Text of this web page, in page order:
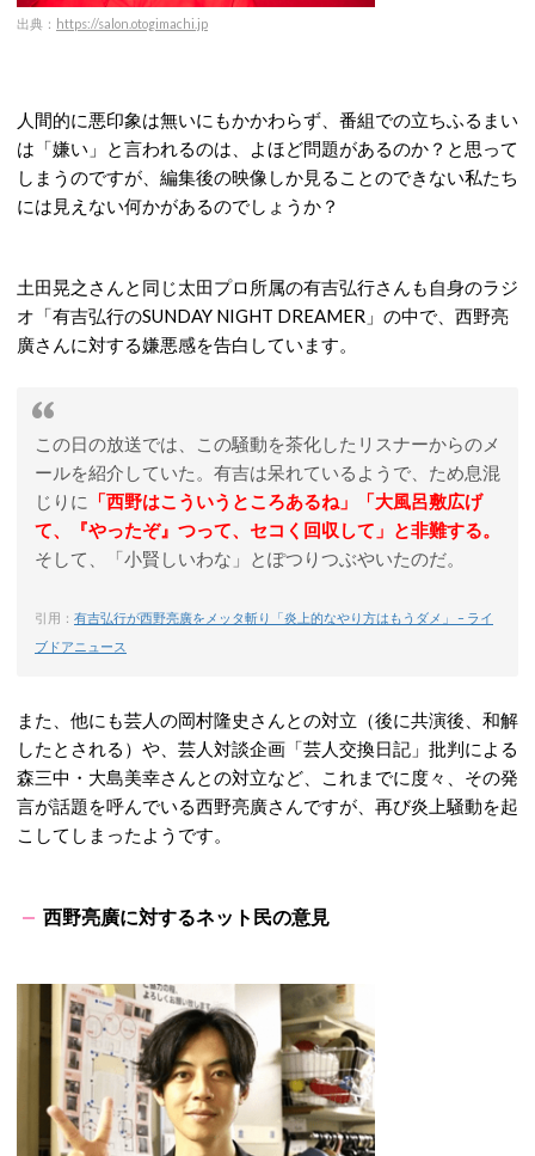
出典： https://salon.otogimachi.jp
人間的に悪印象は無いにもかかわらず、番組での立ちふるまい
は「嫌い」と言われるのは、よほど問題があるのか？と思って
しまうのですが、編集後の映像しか見ることのできない私たち
には見えない何かがあるのでしょうか？
土田晃之さんと同じ太田プロ所属の有吉弘行さんも自身のラジ
オ「有吉弘行のSUNDAY NIGHT DREAMER」の中で、西野亮
廣さんに対する嫌悪感を告白しています。
この日の放送では、この騒動を茶化したリスナーからのメ
ールを紹介していた。有吉は呆れているようで、ため息混
じりに
「西野はこういうところあるね」「大風呂敷広げ
て、『やったぞ』つって、セコく回収して」と非難する。
そして、「小賢しいわな」とぽつりつぶやいたのだ。
引用： 有吉弘行が西野亮廣をメッタ斬り「炎上的なやり方はもうダメ」 – ライ
ブドアニュース
また、他にも芸人の岡村隆史さんとの対立（後に共演後、和解
したとされる）や、芸人対談企画「芸人交換日記」批判による
森三中・大島美幸さんとの対立など、これまでに度々、その発
言が話題を呼んでいる西野亮廣さんですが、再び炎上騒動を起
こしてしまったようです。
西野亮廣に対するネット民の意見